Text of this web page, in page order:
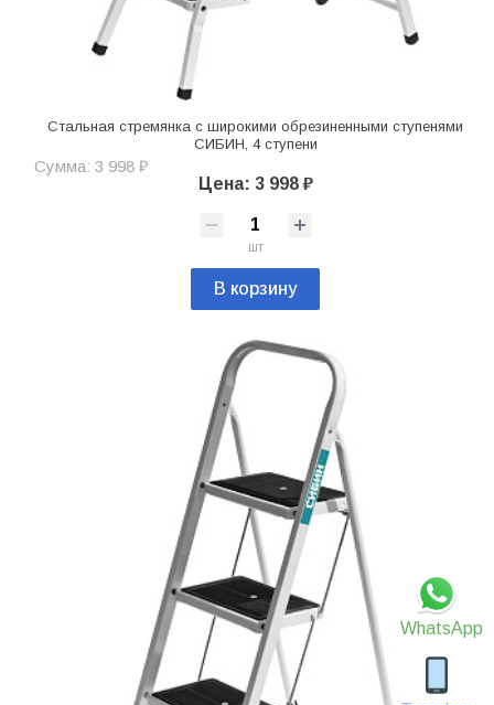
WhatsApp
Стальная стремянка c широкими обрезиненными ступенями
СИБИН, 4 ступени
Сумма: 3 998 ₽
Цена: 3 998 ₽
шт
В корзину